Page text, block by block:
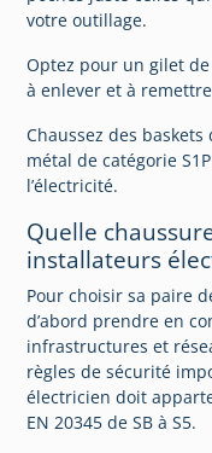
votre outillage.
Optez pour un gilet
à enlever et à
Chaussez des
métal de catégorie
l’électricité.
Quelle
installateurs
Pour choisir sa paire
d’abord prendre en
infrastructures et
règles de sécurité
électricien doit
EN 20345 de SB à S5.